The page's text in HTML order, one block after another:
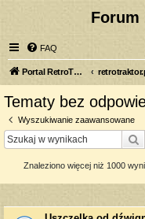
Forum
FAQ
Portal RetroTRAKTOR.pl
Tematy bez
Wyszukiwanie zaawansowane
Znaleziono więcej niż 1000